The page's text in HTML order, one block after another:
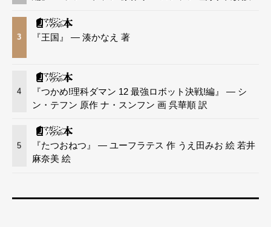
3 『王国』 — 湊かなえ 著
4
『つかめ!理科ダマン 12 最強ロボット決戦!編』 — シ
ン・テフン 原作 ナ・スンフン 画 呉華順 訳
5
『たつおねつ』 — ユーフラテス 作 うえ田みお 絵 若井
麻奈美 絵